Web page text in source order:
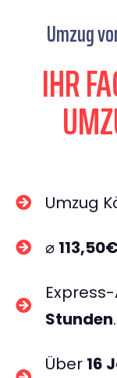
Umzug
IHR
Umzug
⌀
Stunden.
Über 16